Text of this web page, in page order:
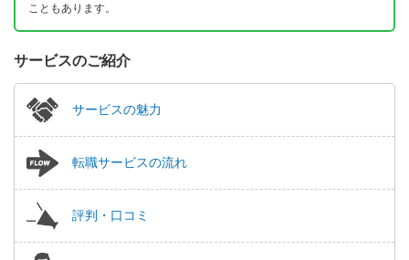
こともあります。
サービスのご紹介
サービスの魅力
転職サービスの流れ
評判・口コミ